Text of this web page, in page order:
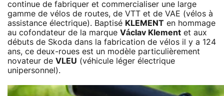
continue de fabriquer et commercialiser une large
gamme de vélos de routes, de VTT et de VAE (vélos à
assistance électrique). Baptisé KLEMENT en hommage
au cofondateur de la marque Václav Klement et aux
débuts de Skoda dans la fabrication de vélos il y a 124
ans, ce deux-roues est un modèle particulièrement
novateur de VLEU (véhicule léger électrique
unipersonnel).